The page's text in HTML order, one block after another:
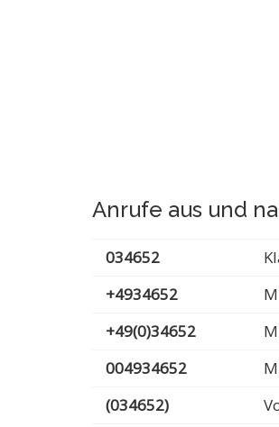
Anrufe aus und
034652
+4934652
+49(0)34652
004934652
(034652)